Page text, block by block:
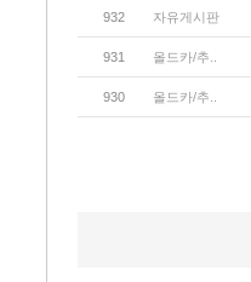
932 자유게시판
931 올드카/추..
930 올드카/추..